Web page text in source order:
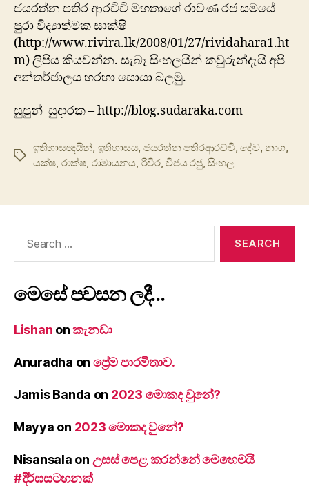
ජයරත්න පතිර ආරචිචි මහතාගේ රාවණ රජ සමයේ
පුරා විද්‍යාත්මක සාක්ෂි
(http://www.rivira.lk/2008/01/27/rividahara1.ht
m) ලිපිය කියවන්න. සැබෑ සිංහලයින් කවුරුන්දැයි අපි
අන්තර්ජාලය හරහා සොයා බලමු.
සුපුන් සුදාරක – http://blog.sudaraka.com
Tags
ඉතිහාසඥයින් ඉතිහාසය ජයරත්න පතිරආරච්චි,දේව,නාග
යක්ෂ රාක්ෂ රාමායනය රිවිර,විජය රජු,සිංහල
මෙසේ පවසන ලදී…
Lishan onකැනඩා
Anuradha on ප්‍රේම පාරමිතාව.
Jamis Banda on 2023 මොකද වුනේ?
Mayya on 2023 මොකද වුනේ?
Nisansala on උසස් පෙළ කරන්නේ මෙහෙමයි
#දීර්ඝසටහනක්